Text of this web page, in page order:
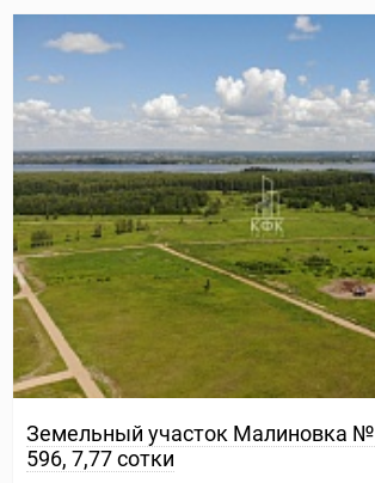
Земельный участок Малиновка №
596, 7,77 сотки